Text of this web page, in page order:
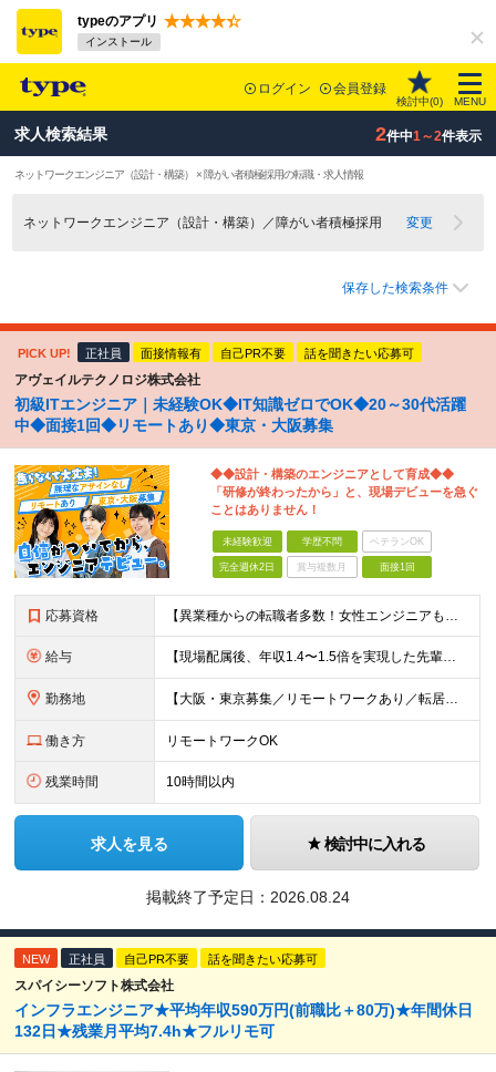
typeのアプリ
インストール
ログイン 会員登録
検討中(0) MENU
求人検索結果 2件中1～2件表示
ネットワークエンジニア（設計・構築） × 障がい者積極採用の転職・求人情報
ネットワークエンジニア（設計・構築）／障がい者積極採用 変更
保存した検索条件
PICK UP! 正社員 面接情報有 自己PR不要 話を聞きたい応募可
アヴェイルテクノロジ株式会社
初級ITエンジニア｜未経験OK◆IT知識ゼロでOK◆20～30代活躍
中◆面接1回◆リモートあり◆東京・大阪募集
◆◆設計・構築のエンジニアとして育成◆◆
「研修が終わったから」と、現場デビューを急ぐ
ことはありません！
未経験歓迎 学歴不問 ベテランOK
完全週休2日 賞与複数月 面接1回
応募資格 【異業種からの転職者多数！女性エンジニアも活躍中】 ◆学歴不問 ◆未経験OK ≪こんな方を歓迎しています≫ ◎未経験から成長できる環境で活躍したい方 ◎大学やスクールでIT系のスキルを学んだことのあ
給与 【現場配属後、年収1.4〜1.5倍を実現した先輩も！残業代全額支給】 ◆給与は経験やスキルに応じて決定します ◆年俸制250万円～350万円（1/12を月々支給） ≪年収UPの例≫ ◎飲食業からのキ
勤務地 【大阪・東京募集／リモートワークあり／転居を伴う転勤なし】 東京本社、大阪事務所、または東京23区内・関西（大阪・兵庫）の各クライアント先勤務 ◆入社後、約1年間はクライアント先ではなく 自社内（東
働き方 リモートワークOK
残業時間 10時間以内
求人を見る 検討中に入れる
掲載終了予定日： 2026.08.24
NEW 正社員 自己PR不要 話を聞きたい応募可
スパイシーソフト株式会社
インフラエンジニア★平均年収590万円(前職比＋80万)★年間休日
132日★残業月平均7.4h★フルリモ可